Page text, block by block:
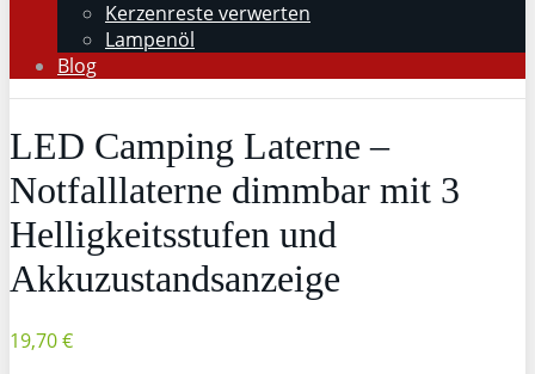
Kerzenreste verwerten
Lampenöl
Blog
LED Camping Laterne –
Notfalllaterne dimmbar mit 3
Helligkeitsstufen und
Akkuzustandsanzeige
19,70 €